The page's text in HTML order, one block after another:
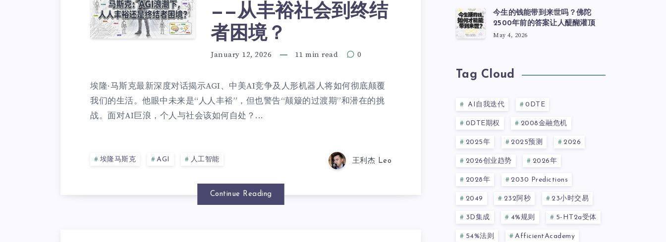
——从丰裕社会到终结
者困境？
January 12, 2026 11 min read 0
埃隆·马斯克最新深度对话揭示AGI、中美AI竞争及人形机器人将如何彻底颠覆
我们的生活。他眼中未来是“人人丰裕”，但也警告“颠簸的过渡期”和潜在的挑
战。面对AI巨浪，个人与社会该如何自处？...
埃隆马斯克 AGI 人工智能 王利杰 Leo
Continue Reading
今生的钱能带到来世吗？佛陀
2500年前的答案让人醍醐灌顶
May 4, 2026
Tag Cloud
AI自我迭代 0DTE
0DTE期权 2008金融危机
2025年 2025预测 2026
2026创业趋势 2026年
2028年 2030 Predictions
2049 232阿秒 23小时交易
3D集成 4%规则 5-HT2a受体
54%法则 AfficientAcademy